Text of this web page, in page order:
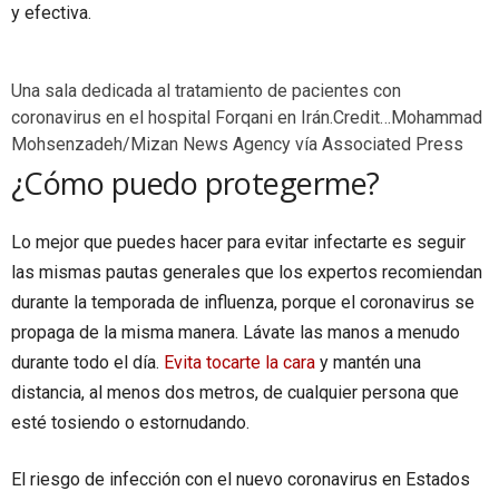
y efectiva.
Una sala dedicada al tratamiento de pacientes con
coronavirus en el hospital Forqani en Irán.Credit…Mohammad
Mohsenzadeh/Mizan News Agency vía Associated Press
¿Cómo puedo protegerme?
Lo mejor que puedes hacer para evitar infectarte es seguir
las mismas pautas generales que los expertos recomiendan
durante la temporada de influenza, porque el coronavirus se
propaga de la misma manera. Lávate las manos a menudo
durante todo el día. Evita tocarte la cara y mantén una
distancia, al menos dos metros, de cualquier persona que
esté tosiendo o estornudando.
El riesgo de infección con el nuevo coronavirus en Estados